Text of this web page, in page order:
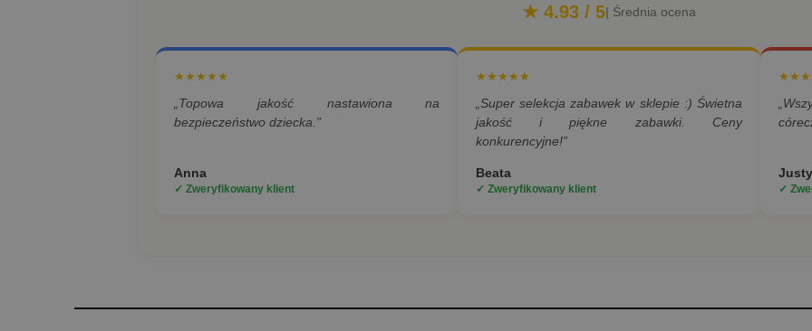
★ 4.93 / 5| Średnia ocena
★★★★★
„Topowa jakość nastawiona na
bezpieczeństwo dziecka.”
Anna
✓ Zweryfikowany klient
★★★★★
„Super selekcja zabawek w sklepie :) Świetna
jakość i piękne zabawki. Ceny
konkurencyjne!”
Beata
✓ Zweryfikowany klient ✓